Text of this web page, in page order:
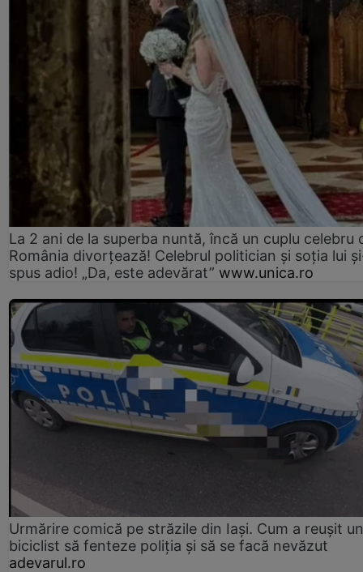
La 2 ani de la superba nuntă, încă un cuplu celebru
România divorțează! Celebrul politician și soția lui
spus adio! „Da, este adevărat” www.unica.ro
Urmărire comică pe străzile din Iași. Cum a reușit un
biciclist să fenteze poliția și să se facă nevăzut
adevarul.ro